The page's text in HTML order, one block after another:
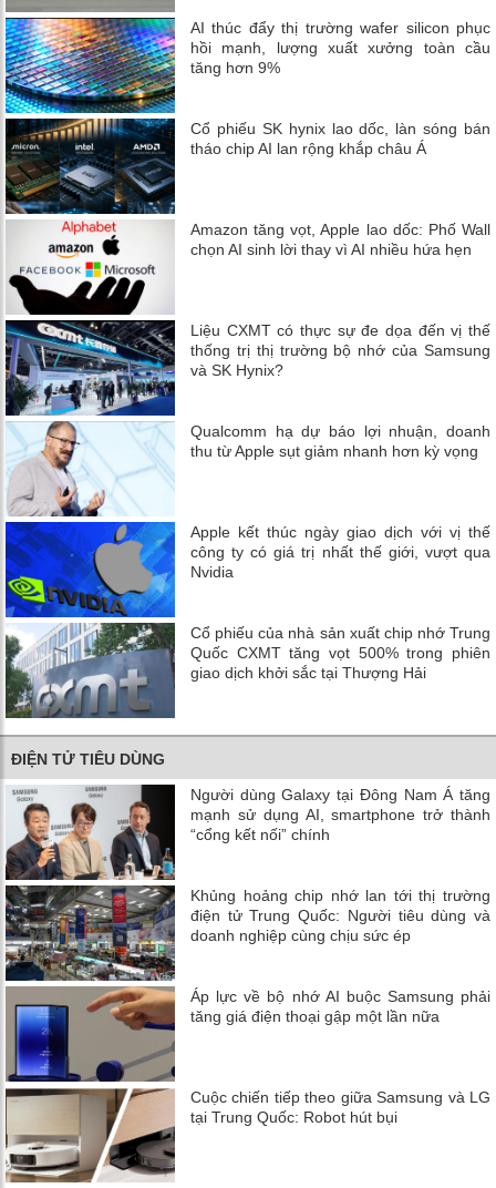
AI thúc đẩy thị trường wafer silicon phục
hồi mạnh, lượng xuất xưởng toàn cầu
tăng hơn 9%
Cổ phiếu SK hynix lao dốc, làn sóng bán
tháo chip AI lan rộng khắp châu Á
Amazon tăng vọt, Apple lao dốc: Phố Wall
chọn AI sinh lời thay vì AI nhiều hứa hẹn
Liệu CXMT có thực sự đe dọa đến vị thế
thống trị thị trường bộ nhớ của Samsung
và SK Hynix?
Qualcomm hạ dự báo lợi nhuận, doanh
thu từ Apple sụt giảm nhanh hơn kỳ vọng
Apple kết thúc ngày giao dịch với vị thế
công ty có giá trị nhất thế giới, vượt qua
Nvidia
Cổ phiếu của nhà sản xuất chip nhớ Trung
Quốc CXMT tăng vọt 500% trong phiên
giao dịch khởi sắc tại Thượng Hải
ĐIỆN TỬ TIÊU DÙNG
Người dùng Galaxy tại Đông Nam Á tăng
mạnh sử dụng AI, smartphone trở thành
“cổng kết nối” chính
Khủng hoảng chip nhớ lan tới thị trường
điện tử Trung Quốc: Người tiêu dùng và
doanh nghiệp cùng chịu sức ép
Áp lực về bộ nhớ AI buộc Samsung phải
tăng giá điện thoại gập một lần nữa
Cuộc chiến tiếp theo giữa Samsung và LG
tại Trung Quốc: Robot hút bụi